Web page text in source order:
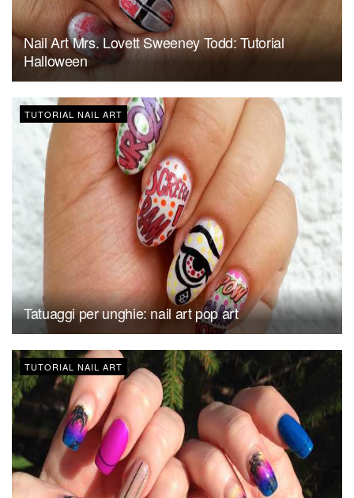
Nail Art Mrs. Lovett Sweeney Todd: Tutorial
Halloween
TUTORIAL NAIL ART
Tatuaggi per unghie: nail art pop art
TUTORIAL NAIL ART